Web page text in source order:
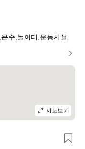
수,놀이터,운동시설
지도보기